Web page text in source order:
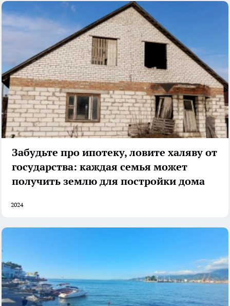
Забудьте про ипотеку, ловите халяву от
государства: каждая семья может
получить землю для постройки дома
2024